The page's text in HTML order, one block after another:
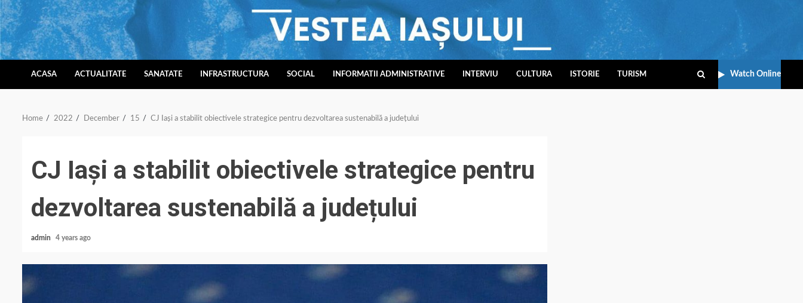
Skip
to
content
ACASA ACTUALITATE SANATATE INFRASTRUCTURA SOCIAL INFORMATII ADMINISTRATIVE INTERVIU CULTURA ISTORIE TURISM Watch Online
Home 2022 December 15 CJ Iași a stabilit obiectivele strategice pentru dezvoltarea sustenabilă a județului
CJ Iași a stabilit obiectivele strategice pentru
dezvoltarea sustenabilă a județului
admin 4 years ago